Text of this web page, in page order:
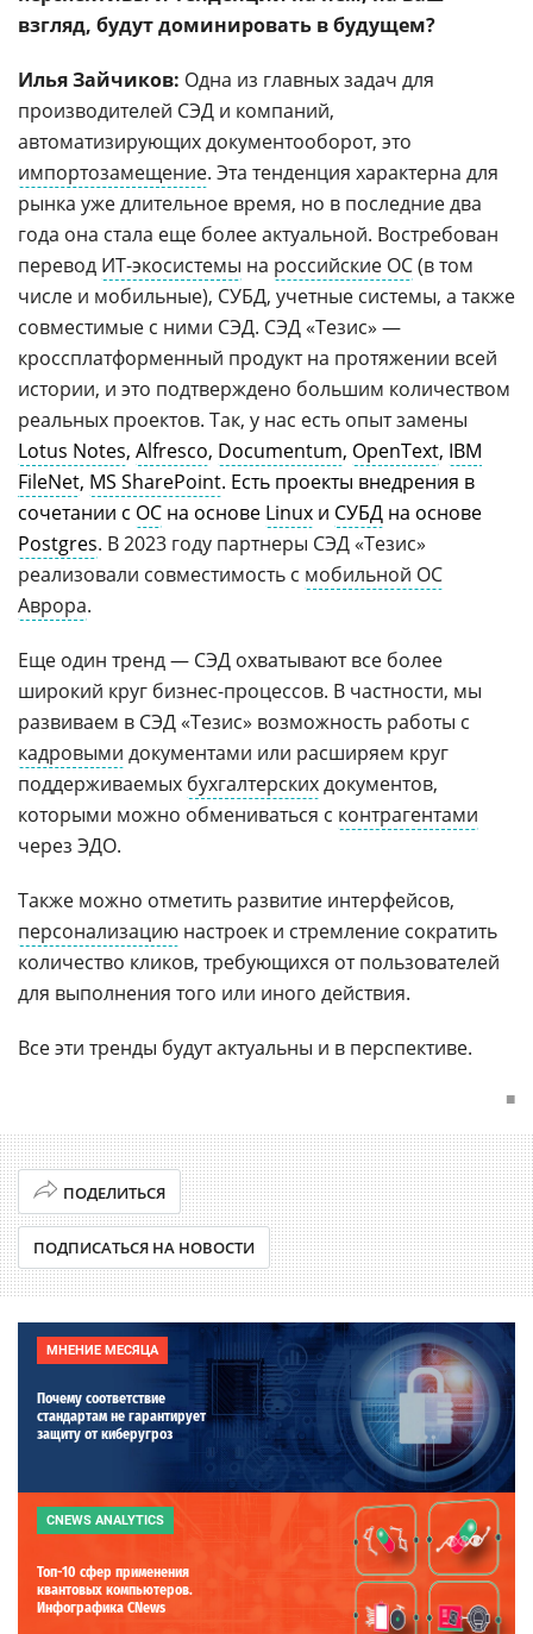
взгляд, будут доминировать в будущем?
Илья Зайчиков: Одна из главных задач для
производителей СЭД и компаний,
автоматизирующих документооборот, это
импортозамещение. Эта тенденция характерна для
рынка уже длительное время, но в последние два
года она стала еще более актуальной. Востребован
перевод ИТ-экосистемы на российские ОС(в том
числе и мобильные), СУБД, учетные системы, а также
совместимые с ними СЭД. СЭД «Тезис» —
кроссплатформенный продукт на протяжении всей
истории, и это подтверждено большим количеством
реальных проектов. Так, у нас есть опыт замены
Lotus Notes, Alfresco, Documentum, OpenText, IBM
FileNet, MS SharePoint. Есть проекты внедрения в
сочетании с ОС на основе Linux и СУБД на основе
Postgres. В 2023 году партнеры СЭД «Тезис»
реализовали совместимость с мобильной ОС
Аврора.
Еще один тренд — СЭД охватывают все более
широкий круг бизнес-процессов. В частности, мы
развиваем в СЭД «Тезис» возможность работы с
кадровыми документами или расширяем круг
поддерживаемых бухгалтерскихдокументов,
которыми можно обмениваться с контрагентами
через ЭДО.
Также можно отметить развитие интерфейсов,
персонализацию настроек и стремление сократить
количество кликов, требующихся от пользователей
для выполнения того или иного действия.
Все эти тренды будут актуальны и в перспективе.
■
ПОДЕЛИТЬСЯ
ПОДПИСАТЬСЯ НА НОВОСТИ
МНЕНИЕ МЕСЯЦА
Почему соответствие
стандартам не гарантирует
защиту от киберугроз
CNEWS ANALYTICS
Топ-10 сфер применения
квантовых компьютеров.
Инфографика CNews